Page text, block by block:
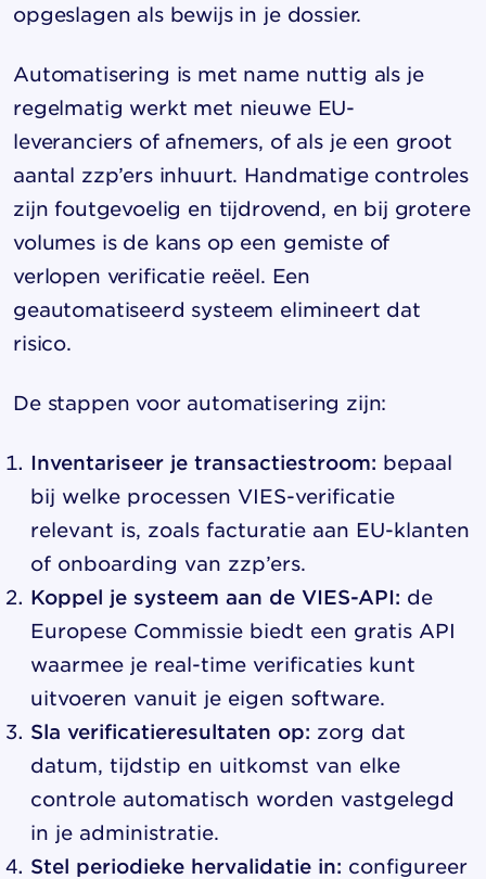
opgeslagen als bewijs in je dossier.
Automatisering is met name nuttig als je
regelmatig werkt met nieuwe EU-
leveranciers of afnemers, of als je een groot
aantal zzp’ers inhuurt. Handmatige controles
zijn foutgevoelig en tijdrovend, en bij grotere
volumes is de kans op een gemiste of
verlopen verificatie reëel. Een
geautomatiseerd systeem elimineert dat
risico.
De stappen voor automatisering zijn:
Inventariseer je transactiestroom: bepaal
bij welke processen VIES-verificatie
relevant is, zoals facturatie aan EU-klanten
of onboarding van zzp’ers.
Koppel je systeem aan de VIES-API: de
Europese Commissie biedt een gratis API
waarmee je real-time verificaties kunt
uitvoeren vanuit je eigen software.
Sla verificatieresultaten op: zorg dat
datum, tijdstip en uitkomst van elke
controle automatisch worden vastgelegd
in je administratie.
Stel periodieke hervalidatie in: configureer